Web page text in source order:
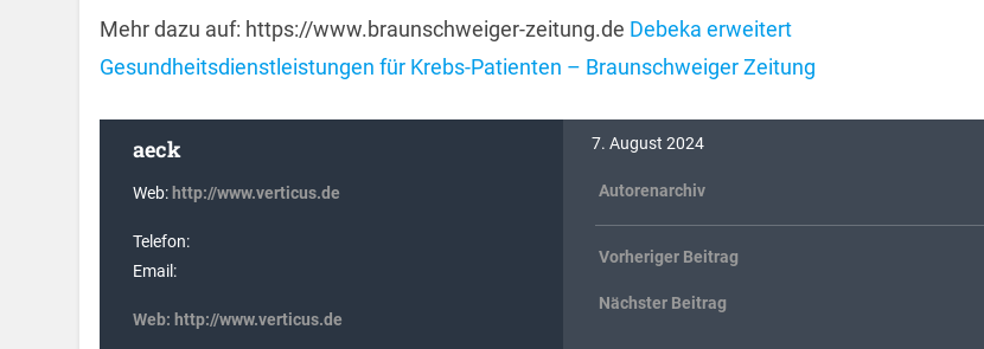
Mehr dazu auf: https://www.braunschweiger-zeitung.de Debeka erweitert
Gesundheitsdienstleistungen für Krebs-Patienten – Braunschweiger Zeitung
aeck
Web:http://www.verticus.de
Telefon:
Email:
Web: http://www.verticus.de
7. August 2024
Autorenarchiv
Vorheriger Beitrag
Nächster Beitrag